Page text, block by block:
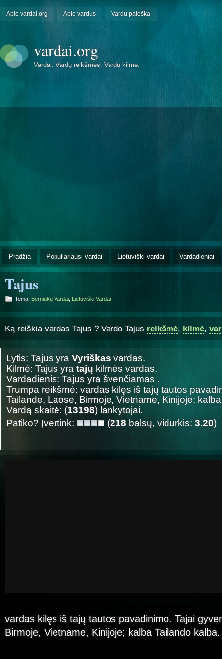
Apie vardai.org Apie vardus Vardų paieška
vardai.org
Vardai. Vardų reikšmės. Vardų kilmė.
Pradžia Populiariausi vardai Lietuviški vardai Vardadieniai
Tajus
Tema: Berniukų Vardai Lietuviški Vardai
Ką reiškia vardas Tajus ? Vardo Tajus reikšmė, kilmė,
Lytis: Tajus yra Vyriškas vardas.
Kilmė: Tajus yra tajų kilmės vardas.
Vardadienis: Tajus yra švenčiamas .
Trumpa reikšmė: vardas kilęs iš tajų tautos
Tailande, Laose, Birmoje, Vietname, Kinijoje;
Vardą skaitė: (13198) lankytojai.
Patiko? Įvertink:
(218 balsų, vidurkis: 3.20)
vardas kilęs iš tajų tautos pavadinimo. Tajai
Birmoje, Vietname, Kinijoje; kalba Tailando kalba.